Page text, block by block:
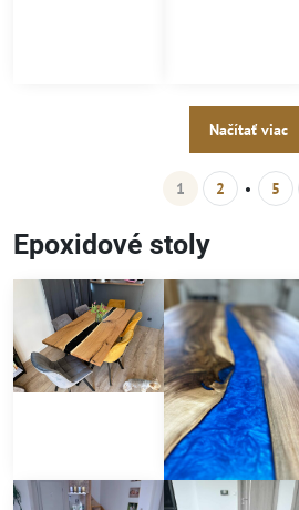
Načítať viac
1 2 5
Epoxidové stoly